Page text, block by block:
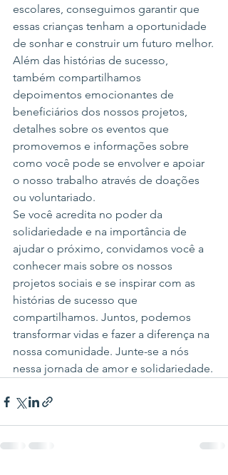
escolares, conseguimos garantir que
essas crianças tenham a oportunidade
de sonhar e construir um futuro melhor.
Além das histórias de sucesso,
também compartilhamos
depoimentos emocionantes de
beneficiários dos nossos projetos,
detalhes sobre os eventos que
promovemos e informações sobre
como você pode se envolver e apoiar
o nosso trabalho através de doações
ou voluntariado.
Se você acredita no poder da
solidariedade e na importância de
ajudar o próximo, convidamos você a
conhecer mais sobre os nossos
projetos sociais e se inspirar com as
histórias de sucesso que
compartilhamos. Juntos, podemos
transformar vidas e fazer a diferença na
nossa comunidade. Junte-se a nós
nessa jornada de amor e solidariedade.